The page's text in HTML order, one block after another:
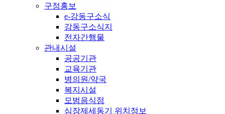
구정홍보
e-강동구소식
강동구소식지
전자간행물
관내시설
공공기관
교육기관
병의원/약국
복지시설
모범음식점
심장제세동기 위치정보